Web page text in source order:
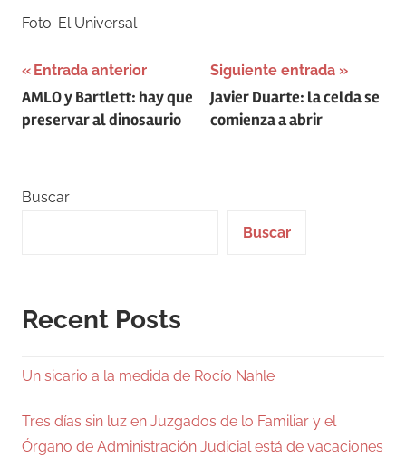
Foto: El Universal
Navegación
de
Entrada anterior
AMLO y Bartlett: hay que
preservar al dinosaurio
Siguiente entrada
Javier Duarte: la celda se
comienza a abrir
Buscar
Buscar
Recent Posts
Un sicario a la medida de Rocío Nahle
Tres días sin luz en Juzgados de lo Familiar y el
Órgano de Administración Judicial está de vacaciones